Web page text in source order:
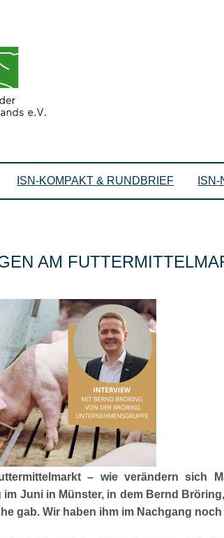
ISN-KOMPAKT & RUNDBRIEF
AM
– wie verändern sich
im Juni in Münster, in dem Bernd
gab. Wir haben ihm im Nachgang